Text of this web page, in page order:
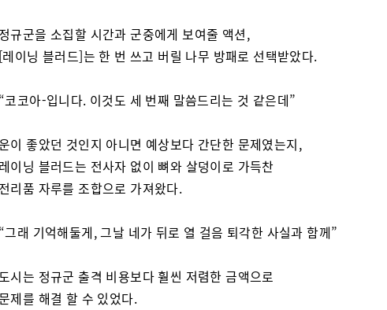
정규군을 소집할 시간과 군중에게 보여줄 액션,
[레이닝 블러드]는 한 번 쓰고 버릴 나무 방패로 선택받았다.
“코코아-입니다. 이것도 세 번째 말씀드리는 것 같은데”
이 좋았던 것인지 아니면 예상보다 간단한 문제였는지,
레이닝 블러드는 전사자 없이 뼈와 살덩이로 가득찬
전리품 자루를 조합으로 가져왔다.
“그래 기억해둘게, 그날 네가 뒤로 열 걸음 퇴각한 사실과 함께”
시는 정규군 출격 비용보다 훨씬 저렴한 금액으로
제를 해결 할 수 있었다.